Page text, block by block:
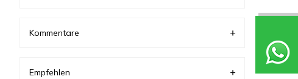
Kommentare
Empfehlen